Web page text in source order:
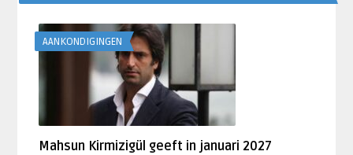
AANKONDIGINGEN
Mahsun Kirmizigül geeft in januari 2027